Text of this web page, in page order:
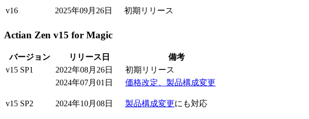
v16
2025年09月26日 初期リリース
Actian Zen v15 for Magic
バージョン リリース日
備考
v15 SP1
2022年08月26日
初期リリース
2024年07月01日
価格改定、製品構成変更
v15 SP2 2024年10月08日 製品構成変更にも対応